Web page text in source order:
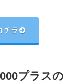
チラ
プラスの